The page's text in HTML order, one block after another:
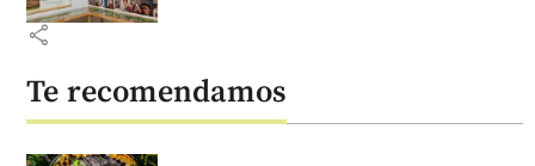
share
Te recomendamos